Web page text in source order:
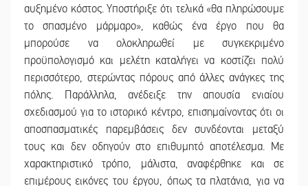
αυξημένο κόστος. Υποστήριξε ότι τελικά «θα πληρώσουμε
το σπασμένο μάρμαρο», καθώς ένα έργο που θα
μπορούσε να ολοκληρωθεί με συγκεκριμένο
προϋπολογισμό και μελέτη καταλήγει να κοστίζει πολύ
περισσότερο, στερώντας πόρους από άλλες ανάγκες της
πόλης. Παράλληλα, ανέδειξε την απουσία ενιαίου
σχεδιασμού για το ιστορικό κέντρο, επισημαίνοντας ότι οι
αποσπασματικές παρεμβάσεις δεν συνδέονται μεταξύ
τους και δεν οδηγούν στο επιθυμητό αποτέλεσμα. Με
χαρακτηριστικό τρόπο, μάλιστα, αναφέρθηκε και σε
επιμέρους εικόνες του έργου, όπως τα πλατάνια, για να